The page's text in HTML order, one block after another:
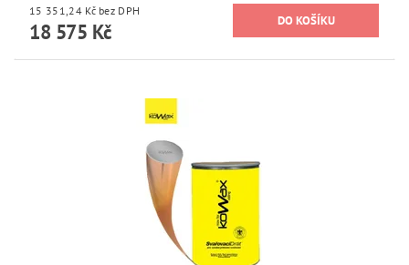
15 351,24 Kč bez DPH
18 575 Kč